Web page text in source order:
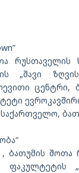
რუსთაველის
„შავი
ცენტრი,
ბათუმის შოთა
ფაკულტეტის